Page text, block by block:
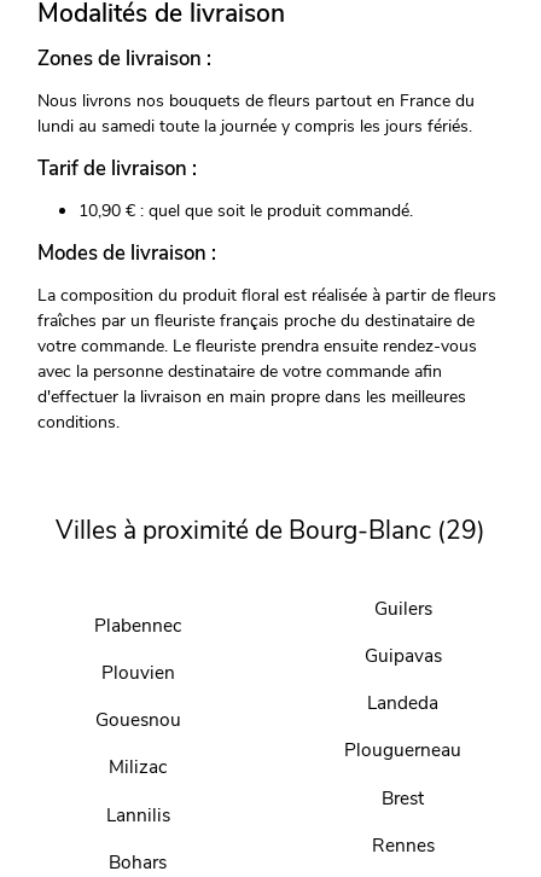
Modalités de livraison
Zones de livraison :
Nous livrons nos bouquets de fleurs partout en France du
lundi au samedi toute la journée y compris les jours fériés.
Tarif de livraison :
10,90 € : quel que soit le produit commandé.
Modes de livraison :
La composition du produit floral est réalisée à partir de fleurs
fraîches par un fleuriste français proche du destinataire de
votre commande. Le fleuriste prendra ensuite rendez-vous
avec la personne destinataire de votre commande afin
d'effectuer la livraison en main propre dans les meilleures
conditions.
Villes à proximité de Bourg-Blanc (29)
Plabennec
Plouvien
Gouesnou
Milizac
Lannilis
Bohars
Guilers
Guipavas
Landeda
Plouguerneau
Brest
Rennes